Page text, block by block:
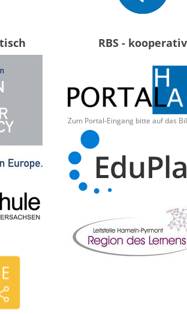
RBS - kooperativ
Zum Portal-Eingang bitte auf das